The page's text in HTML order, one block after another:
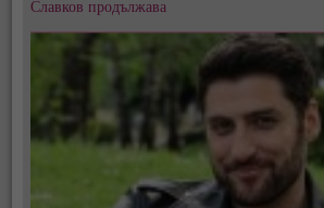
Славков продължава